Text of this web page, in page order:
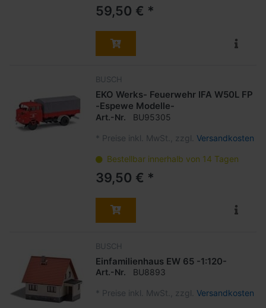
59,50 € *
BUSCH
EKO Werks- Feuerwehr IFA W50L FP
-Espewe Modelle-
Art.-Nr. BU95305
* Preise inkl. MwSt., zzgl. Versandkosten
Bestellbar innerhalb von 14 Tagen
39,50 € *
BUSCH
Einfamilienhaus EW 65 -1:120-
Art.-Nr. BU8893
* Preise inkl. MwSt., zzgl. Versandkosten